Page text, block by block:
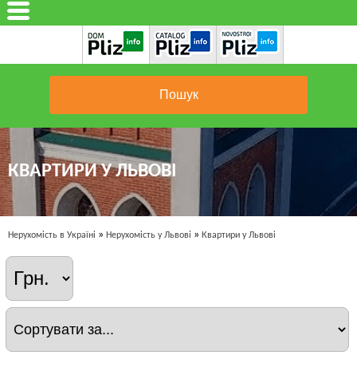
Пошук
КВАРТИРИ У ЛЬВОВІ
Нерухомість в Україні » Нерухомість у Львові » Квартири у Львові